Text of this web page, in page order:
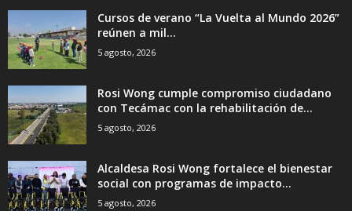
Cursos de verano “La Vuelta al Mundo 2026”
reúnen a mil...
5 agosto, 2026
Rosi Wong cumple compromiso ciudadano
con Tecámac con la rehabilitación de...
5 agosto, 2026
Alcaldesa Rosi Wong fortalece el bienestar
social con programas de impacto...
5 agosto, 2026